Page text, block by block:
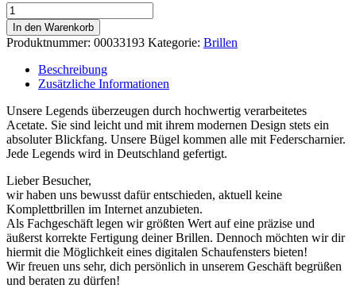
Ben
-
champagner
matt
Menge
In den Warenkorb
Produktnummer: 00033193 Kategorie: Brillen
Beschreibung
Zusätzliche Informationen
Unsere Legends überzeugen durch hochwertig verarbeitetes
Acetate. Sie sind leicht und mit ihrem modernen Design stets ein
absoluter Blickfang. Unsere Bügel kommen alle mit Federscharnier.
Jede Legends wird in Deutschland gefertigt.
Lieber Besucher,
wir haben uns bewusst dafür entschieden, aktuell keine
Komplettbrillen im Internet anzubieten.
Als Fachgeschäft legen wir größten Wert auf eine präzise und
äußerst korrekte Fertigung deiner Brillen. Dennoch möchten wir dir
hiermit die Möglichkeit eines digitalen Schaufensters bieten!
Wir freuen uns sehr, dich persönlich in unserem Geschäft begrüßen
und beraten zu dürfen!